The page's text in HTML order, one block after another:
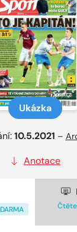
Ukázka
10.5.2021 –
Anotace